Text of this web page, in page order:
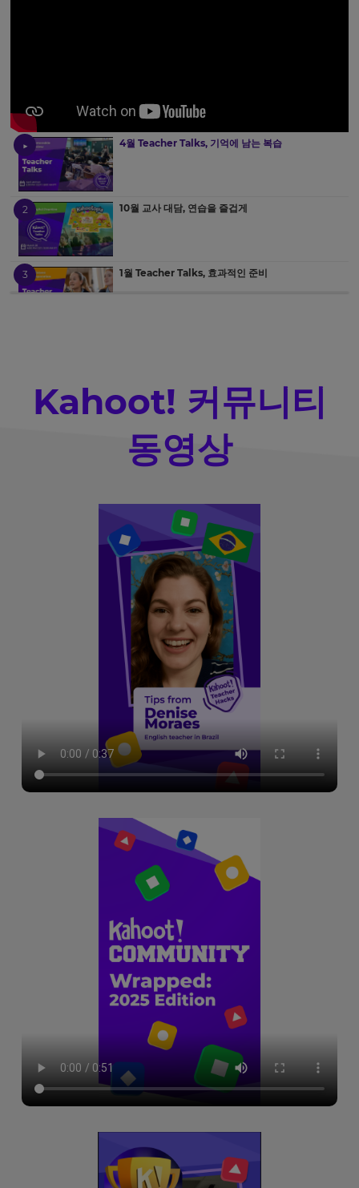
4월 Teacher Talks, 기억에 남는 복습
10월 교사 대담, 연습을 즐겁게
1월 Teacher Talks, 효과적인 준비
12월 교사 대담, Kahootopia
10월 교사 대담, 연습을 즐겁게
12월 교사 대담, Kahootopia
8월 교사 대담, 학교 복귀
5월 Teacher Talks, 학습 경험
4월 Teacher Talks, 기억에 남는 복습
3월 Teacher Talks, 그룹 성과
3월 Teacher Talks, 고등 교육 에디션
2월 Teacher Talks, 영향력 있는 수업
1월 Teacher Talks, 효과적인 준비
2024년 12월 Teacher Talks, Kahootopia
2024년 10월 Teacher Talks, 연습을 즐겁게
Kahoot! 커뮤니티
동영상